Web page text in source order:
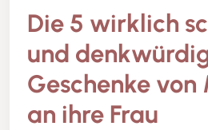
Die 5 wirklich
und
Geschenke von
an ihre Frau